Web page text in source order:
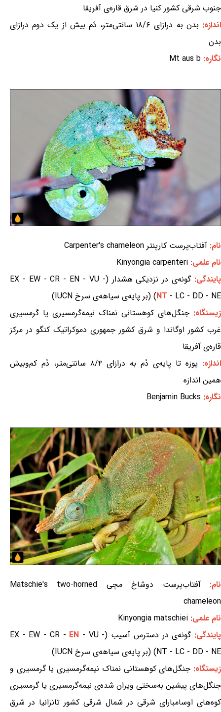
جنوب شرقی کشور کنیا در شرق قاره‌ی آفریقا
اندازه:
بدن به درازای ۱۸/۶ سانتی‌متر، دُم بیش از یک دوم درازای
بدن
نگاره: Mt aus b
نام: آفتاب‌پرست کارپنتر Carpenter's chameleon
نام علمی: Kinyongia carpenteri
پایندگی:گونه‌ی در نزدیکی هشدار (EX - EW - CR - EN - VU -
NT - LC - DD - NE) (بر پایه‌ی سیاهه‌ی سرخ IUCN)
زیستگاه: جنگل‌های کوهستانی نمناک نیمه‌گرمسیری یا گرمسیری
غرب کشور اوگاندا و شرق کشور جمهوری دموکراتیک کنگو در مرکز
قاره‌ی آفریقا
اندازه:
پوزه تا پایه‌ی دُم به درازای ۸/۴ سانتی‌متر، دُم کم‌وبیش
همین اندازه
نگاره: Benjamin Bucks
نام:
آفتاب‌پرست دوشاخ مچی Matschie's two-horned
chameleon
نام علمی: Kinyongia matschiei
پایندگی:گونه‌ی در دسترس آسیب (EX - EW - CR - EN - VU -
NT - LC - DD - NE) (بر پایه‌ی سیاهه‌ی سرخ IUCN)
زیستگاه: جنگل‌های کوهستانی نمناک نیمه‌گرمسیری یا گرمسیری و
جنگل‌های پیشین به‌سختی ویران شده‌ی نیمه‌گرمسیری یا گرمسیری
کوه‌های اوسامبارای شرقی در شمال شرقی کشور تانزانیا در شرق